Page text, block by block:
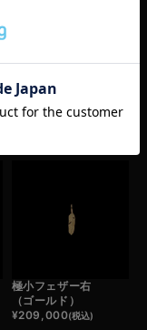
極小フェザー右
（ゴールド）
¥209,000(税込)